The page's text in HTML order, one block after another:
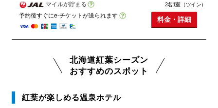
マイルが貯まる
予約後すぐにe-チケットが送られます
2名1室（ツイン）
料金・詳細
北海道紅葉シーズン
おすすめのスポット
紅葉が楽しめる温泉ホテル